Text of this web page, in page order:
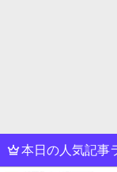
本日の人気記事